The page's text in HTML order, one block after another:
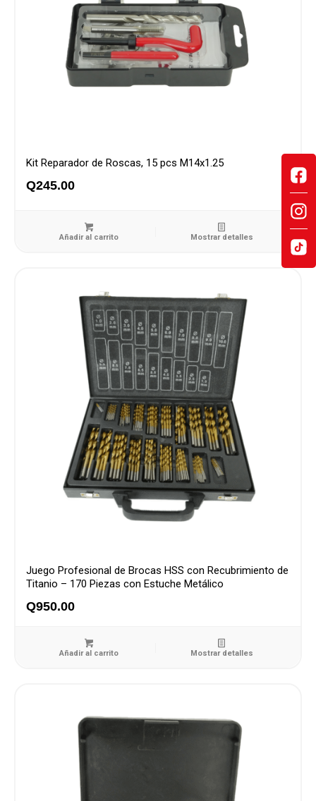
Kit Reparador de Roscas, 15 pcs M14x1.25
Q245.00
Añadir al carrito Mostrar detalles
Juego Profesional de Brocas HSS con Recubrimiento de
Titanio – 170 Piezas con Estuche Metálico
Q950.00
Añadir al carrito Mostrar detalles